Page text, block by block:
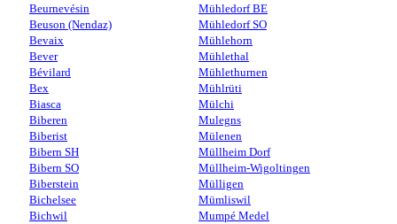
Beurnevésin
Beuson (Nendaz)
Bevaix
Bever
Bévilard
Bex
Biasca
Biberen
Biberist
Bibern SH
Bibern SO
Biberstein
Bichelsee
Bichwil
Mühledorf BE
Mühledorf SO
Mühlehorn
Mühlethal
Mühlethurnen
Mühlrüti
Mülchi
Mulegns
Mülenen
Müllheim Dorf
Müllheim-Wigoltingen
Mülligen
Mümliswil
Mumpé Medel